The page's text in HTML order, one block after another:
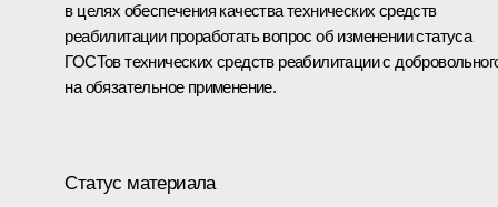
в целях обеспечения качества технических средств
реабилитации проработать вопрос об изменении статуса
ГОСТов технических средств реабилитации с
на обязательное применение.
Статус материала